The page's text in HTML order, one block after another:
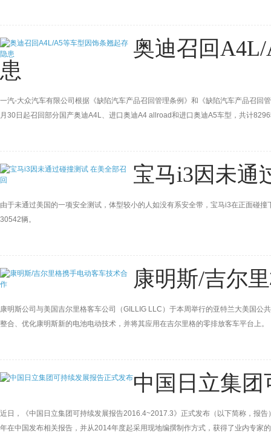
奥迪召回
患
一汽-大众汽车有限公司根据《缺陷汽车产品召回管理条例》和《缺陷汽车产品召
月30日起召回部分国产奥迪A4L、进口奥迪A4 allroad和进口奥迪A5车型，共计
宝马i3因未通
由于未通过美国的一项安全测试，体型较小的人如没有系安全带，宝马i3在正面碰
30542辆。
康明斯/吉尔
康明斯公司与美国吉尔里格客车公司（GILLIG LLC）于本周举行的亚特兰大美国
整合、优化康明斯新的电池电动技术，并将其应用在吉尔里格的零排放客车平台上。
中国日立集
近日，《中国日立集团可持续发展报告2016.4~2017.3》正式发布（以下简称，报
年在中国发布相关报告，并从2014年度起采用现地编撰制作方式，获得了业内专